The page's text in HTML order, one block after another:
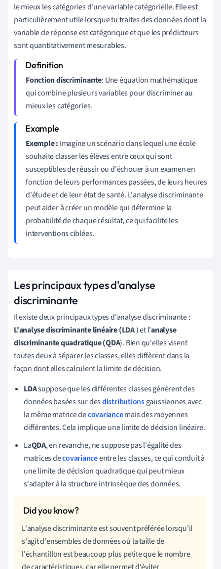
le mieux les catégories d'une variable catégorielle. Elle est
particulièrement utile lorsque tu traites des données dont la
variable de réponse est catégorique et que les prédicteurs
sont quantitativement mesurables.
Fonction discriminante: Une équation mathématique
qui combine plusieurs variables pour discriminer au
mieux les catégories.
Exemple : Imagine un scénario dans lequel une école
souhaite classer les élèves entre ceux qui sont
susceptibles de réussir ou d'échouer à un examen en
fonction de leurs performances passées, de leurs heures
d'étude et de leur état de santé. L'analyse discriminante
peut aider à créer un modèle qui détermine la
probabilité de chaque résultat, ce qui facilite les
interventions ciblées.
Les principaux types d'analyse
discriminante
Il existe deux principaux types d'analyse discriminante :
L'analyse discriminante linéaire (LDA) et l'analyse
discriminante quadratique (QDA). Bien qu'elles visent
toutes deux à séparer les classes, elles diffèrent dans la
façon dont elles calculent la limite de décision.
LDAsuppose que les différentes classes génèrent des
données basées sur desdistributionsgaussiennes avec
la même matrice decovariancemais des moyennes
différentes. Cela implique une limite de décision linéaire.
LaQDA, en revanche, ne suppose pas l'égalité des
matrices decovarianceentre les classes, ce qui conduit à
une limite de décision quadratique qui peut mieux
s'adapter à la structure intrinsèque des données.
L'analyse discriminante est souvent préférée lorsqu'il
s'agit d'ensembles de données où la taille de
l'échantillon est beaucoup plus petite que le nombre
de caractéristiques, car elle permet d'éviter